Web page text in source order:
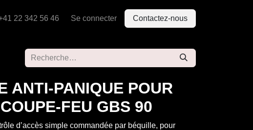
22 342 56 46 Se connecter Contactez-nous
ANTI-PANIQUE POUR
FEU GBS 90
d’accès simple commandée par béquille, pour